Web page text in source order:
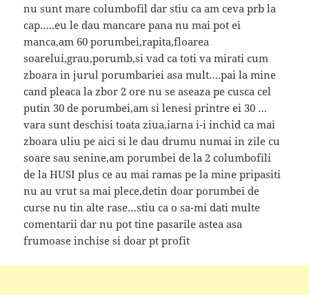
nu sunt mare columbofil dar stiu ca am ceva prb la
cap…..eu le dau mancare pana nu mai pot ei
manca,am 60 porumbei,rapita,floarea
soarelui,grau,porumb,si vad ca toti va mirati cum
zboara in jurul porumbariei asa mult….pai la mine
cand pleaca la zbor 2 ore nu se aseaza pe cusca cel
putin 30 de porumbei,am si lenesi printre ei 30 …
vara sunt deschisi toata ziua,iarna i-i inchid ca mai
zboara uliu pe aici si le dau drumu numai in zile cu
soare sau senine,am porumbei de la 2 columbofili
de la HUSI plus ce au mai ramas pe la mine pripasiti
nu au vrut sa mai plece,detin doar porumbei de
curse nu tin alte rase…stiu ca o sa-mi dati multe
comentarii dar nu pot tine pasarile astea asa
frumoase inchise si doar pt profit